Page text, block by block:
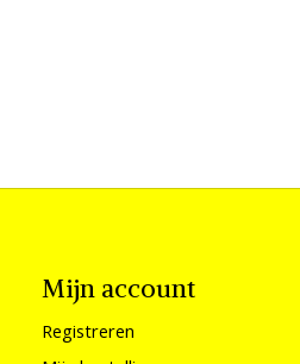
Mijn account
Registreren